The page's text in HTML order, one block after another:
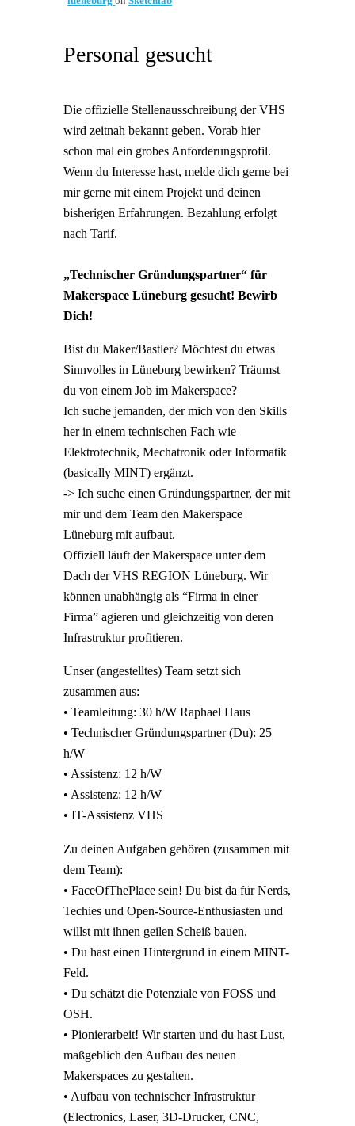
Personal gesucht
Die offizielle Stellenausschreibung der VHS
wird zeitnah bekannt geben. Vorab hier
schon mal ein grobes Anforderungsprofil.
Wenn du Interesse hast, melde dich gerne bei
mir gerne mit einem Projekt und deinen
bisherigen Erfahrungen. Bezahlung erfolgt
nach Tarif.
„Technischer Gründungspartner“ für
Makerspace Lüneburg gesucht! Bewirb
Dich!
Bist du Maker/Bastler? Möchtest du etwas
Sinnvolles in Lüneburg bewirken? Träumst
du von einem Job im Makerspace?
Ich suche jemanden, der mich von den Skills
her in einem technischen Fach wie
Elektrotechnik, Mechatronik oder Informatik
(basically MINT) ergänzt.
-> Ich suche einen Gründungspartner, der mit
mir und dem Team den Makerspace
Lüneburg mit aufbaut.
Offiziell läuft der Makerspace unter dem
Dach der VHS REGION Lüneburg. Wir
können unabhängig als “Firma in einer
Firma” agieren und gleichzeitig von deren
Infrastruktur profitieren.
Unser (angestelltes) Team setzt sich
zusammen aus:
• Teamleitung: 30 h/W Raphael Haus
• Technischer Gründungspartner (Du): 25
h/W
• Assistenz: 12 h/W
• Assistenz: 12 h/W
• IT-Assistenz VHS
Zu deinen Aufgaben gehören (zusammen mit
dem Team):
• FaceOfThePlace sein! Du bist da für Nerds,
Techies und Open-Source-Enthusiasten und
willst mit ihnen geilen Scheiß bauen.
• Du hast einen Hintergrund in einem MINT-
Feld.
• Du schätzt die Potenziale von FOSS und
OSH.
• Pionierarbeit! Wir starten und du hast Lust,
maßgeblich den Aufbau des neuen
Makerspaces zu gestalten.
• Aufbau von technischer Infrastruktur
(Electronics, Laser, 3D-Drucker, CNC,